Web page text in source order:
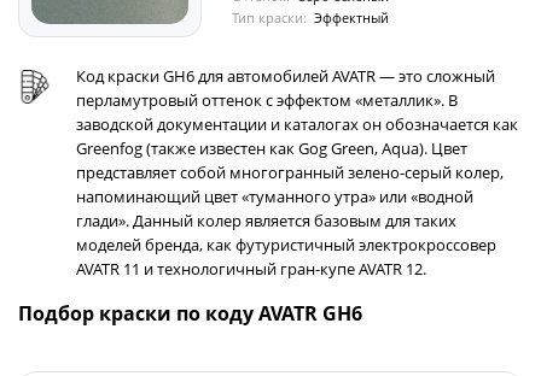
Тип краски: Эффектный
Код краски GH6 для автомобилей AVATR — это сложный
перламутровый оттенок с эффектом «металлик». В
заводской документации и каталогах он обозначается как
Greenfog (также известен как Gog Green, Aqua). Цвет
представляет собой многогранный зелено-серый колер,
напоминающий цвет «туманного утра» или «водной
глади». Данный колер является базовым для таких
моделей бренда, как футуристичный электрокроссовер
AVATR 11 и технологичный гран-купе AVATR 12.
Подбор краски по коду AVATR GH6